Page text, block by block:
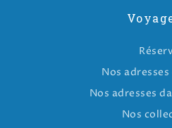
Nos adresses
Nos adresses
Nos